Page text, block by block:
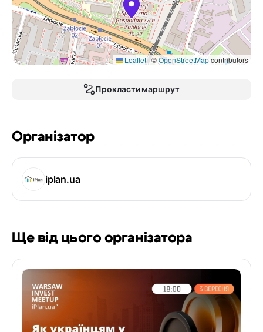
Leaflet|©OpenStreetMapcontributors
Прокласти маршрут
Організатор
iplan.ua
Ще від цього організатора